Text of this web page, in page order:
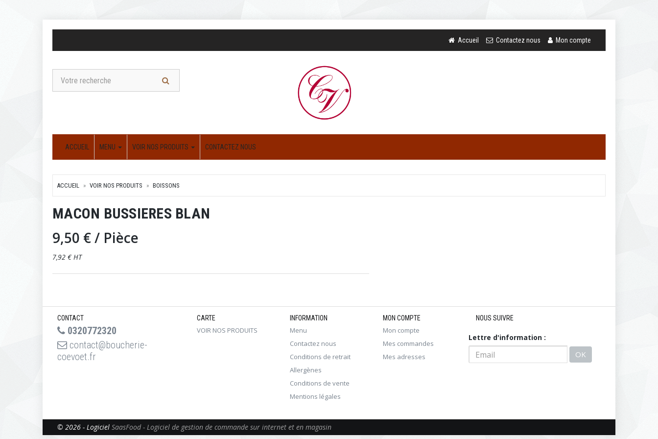
Accueil Contactez nous Mon compte
ACCUEIL MENU VOIR NOS PRODUITS CONTACTEZ NOUS
ACCUEIL VOIR NOS PRODUITS BOISSONS
MACON BUSSIERES BLAN
9,50 €/ Pièce
7,92 € HT
CONTACT
0320772320
contact@boucherie-
coevoet.fr
CARTE
VOIR NOS PRODUITS
INFORMATION
Menu
Contactez nous
Conditions de retrait
Allergènes
Conditions de vente
Mentions légales
MON COMPTE
Mon compte
Mes commandes
Mes adresses
NOUS SUIVRE
Lettre d'information :
OK
© 2026 - Logiciel SaasFood - Logiciel de gestion de commande sur internet et en magasin